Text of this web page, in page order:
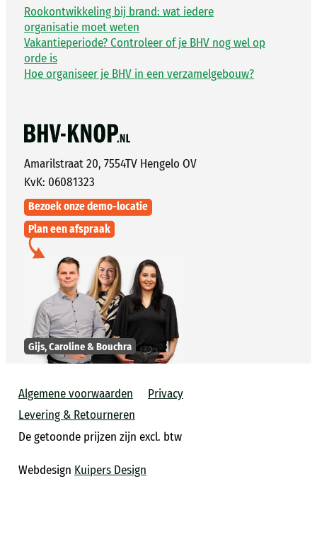
Amarilstraat 20, 7554TV Hengelo OV
KvK: 06081323
Bezoek onze demo-locatie
Plan een afspraak
Gijs, Caroline & Bouchra
Rookontwikkeling bij brand: wat iedere
organisatie moet weten
Vakantieperiode? Controleer of je BHV nog wel op
orde is
Hoe organiseer je BHV in een verzamelgebouw?
Algemene voorwaarden
Privacy
Levering & Retourneren
De getoonde prijzen zijn excl. btw
Webdesign Kuipers Design